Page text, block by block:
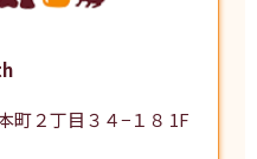
町２丁目３４−１８ 1F